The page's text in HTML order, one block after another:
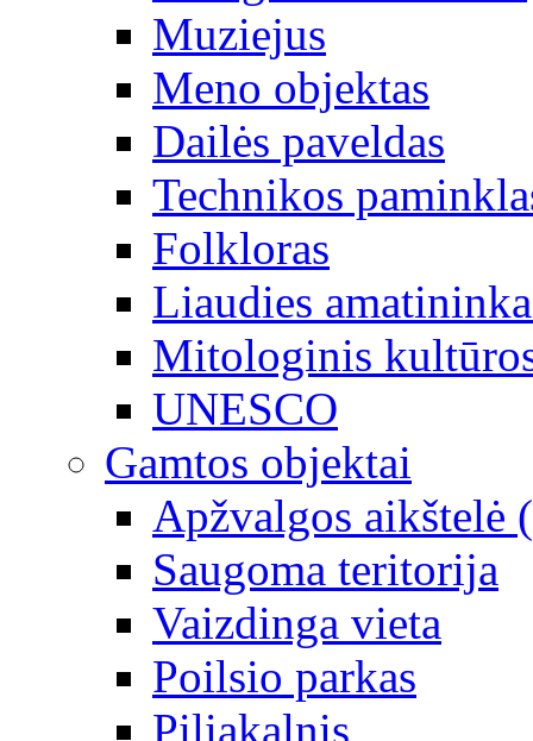
Muziejus
Meno objektas
Dailės paveldas
Technikos
Folkloras
Liaudies
Mitologinis
UNESCO
Gamtos objektai
Apžvalgos aikštelė
Saugoma teritorija
Vaizdinga vieta
Poilsio parkas
Piliakalnis